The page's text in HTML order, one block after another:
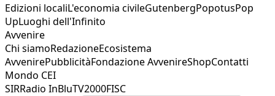
Edizioni localiL'economia civileGutenbergPopotusPop
UpLuoghi dell'Infinito
Avvenire
Chi siamoRedazioneEcosistema
AvvenirePubblicitàFondazione AvvenireShopContatti
Mondo CEI
SIRRadio InBluTV2000FISC